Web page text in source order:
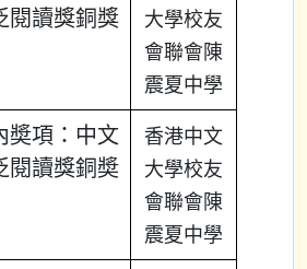
閱讀獎銅獎
大學校友
會聯會陳
震夏中學
奬項：中文
閱讀獎銅奬
香港中文
大學校友
會聯會陳
震夏中學